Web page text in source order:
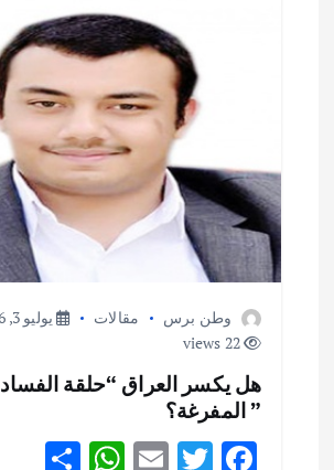
ت
وطن برس مقالات
يوليو 3, 2026
22 views
هل يكسر العراق “حلقة الفساد
” المفرغة؟
F
T
E
W
S